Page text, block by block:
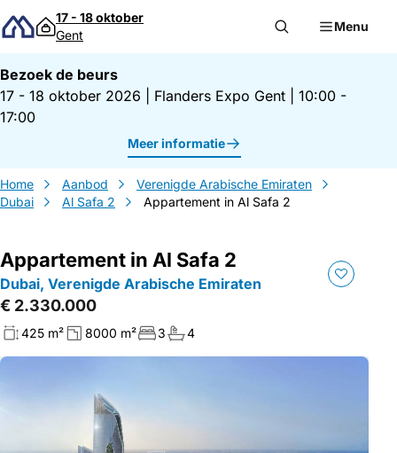
Direct naar inhoud
17 - 18 oktober
Gent
Menu
Bezoek de beurs
17 - 18 oktober 2026
Flanders Expo Gent
10:00 -
17:00
Meer informatie
Home Aanbod
Verenigde Arabische Emiraten
Dubai
Al Safa 2 Appartement in Al Safa 2
Appartement in Al Safa 2
Dubai, Verenigde Arabische Emiraten
€ 2.330.000
425 m² 8000 m² 3 4